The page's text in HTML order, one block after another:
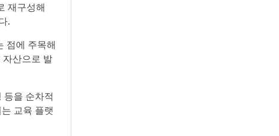
재구성해
.
점에 주목해
자산으로 발
등을 순차적
교육 플랫